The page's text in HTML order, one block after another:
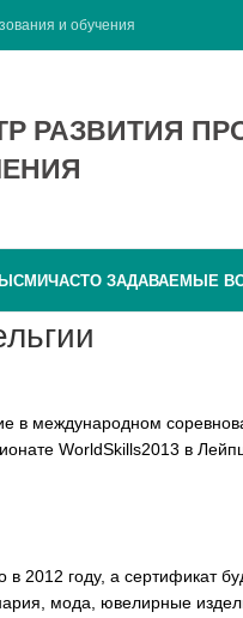
и обучения
РАЗВИТИЯ
СМИЧАСТО ЗАДАВАЕМЫЕ
в международном
WorldSkills2013 в
2012 году, а сертификат
мода, ювелирные